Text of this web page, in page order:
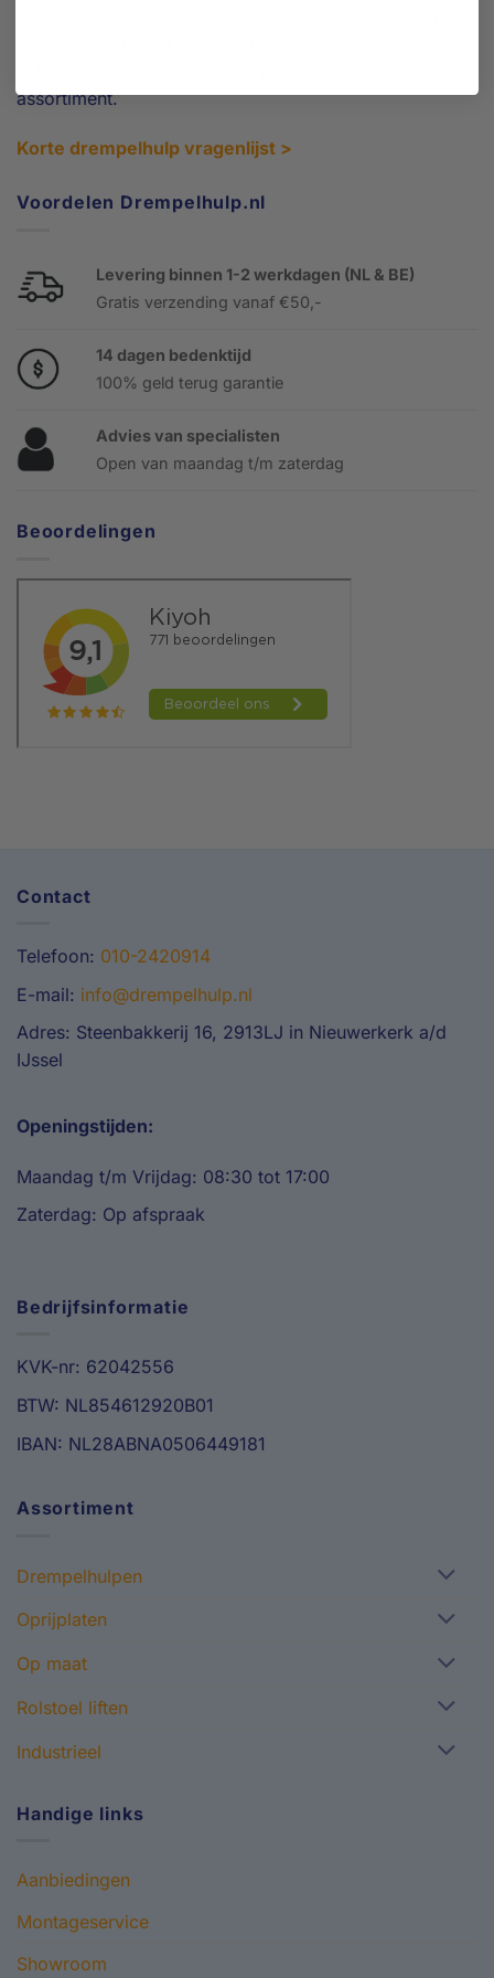
assortiment.
Korte drempelhulp vragenlijst >
Voordelen Drempelhulp.nl
Levering binnen 1-2 werkdagen (NL & BE)
Gratis verzending vanaf €50,-
14 dagen bedenktijd
100% geld terug garantie
Advies van specialisten
Open van maandag t/m zaterdag
Beoordelingen
Contact
Telefoon: 010-2420914
E-mail: info@drempelhulp.nl
Adres: Steenbakkerij 16, 2913LJ in Nieuwerkerk a/d
IJssel
Openingstijden:
Maandag t/m Vrijdag: 08:30 tot 17:00
Zaterdag: Op afspraak
Bedrijfsinformatie
KVK-nr: 62042556
BTW: NL854612920B01
IBAN: NL28ABNA0506449181
Assortiment
Drempelhulpen
Oprijplaten
Op maat
Rolstoel liften
Industrieel
Handige links
Aanbiedingen
Montageservice
Showroom